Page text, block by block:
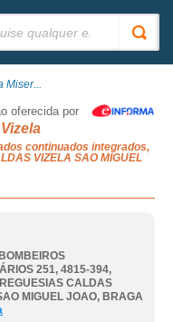
Miser...
oferecida por
continuados integrados,
VIZELA SAO MIGUEL
251, 4815-394,
CALDAS
MIGUEL JOAO, BRAGA